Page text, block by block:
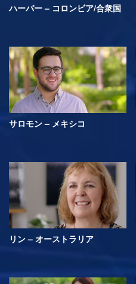
ハーバー – コロンビア/合衆国
サロモン – メキシコ
リン – オーストラリア